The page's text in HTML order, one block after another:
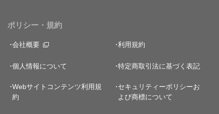
ポリシー・規約
会社概要 利用規約
個人情報について 特定商取引法に基づく表記
Webサイトコンテンツ利用規
約
セキュリティーポリシーお
よび商標について